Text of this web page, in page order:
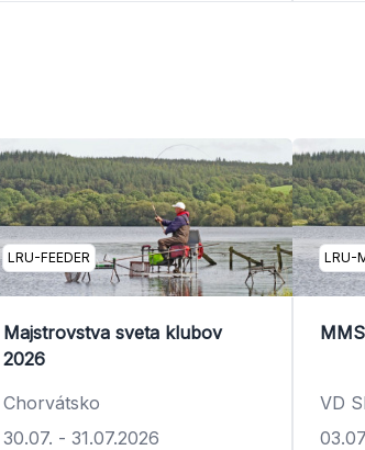
LRU-FEEDER
Majstrovstva sveta klubov
2026
Chorvátsko
30.07. - 31.07.2026
LRU-
VD